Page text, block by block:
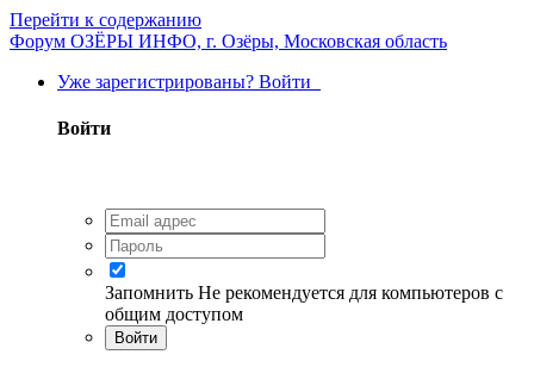
Перейти к содержанию
Форум ОЗЁРЫ ИНФО, г. Озёры, Московская область
Уже зарегистрированы? Войти
Войти
Запомнить Не рекомендуется для компьютеров с
общим доступом
Войти